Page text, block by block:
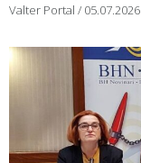
Valter Portal 05.07.2026